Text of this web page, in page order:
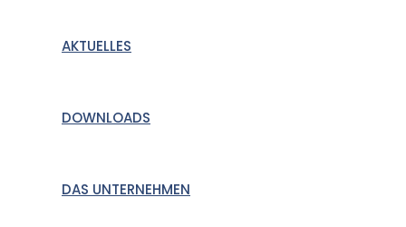
AKTUELLES
DOWNLOADS
DAS UNTERNEHMEN